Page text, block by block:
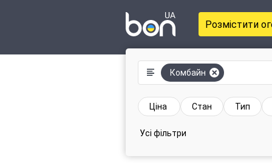
Розмістити
Комбайн
Ціна Стан Тип
Усі фільтри